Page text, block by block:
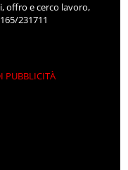
offro e cerco lavoro,
231711
PUBBLICITÀ